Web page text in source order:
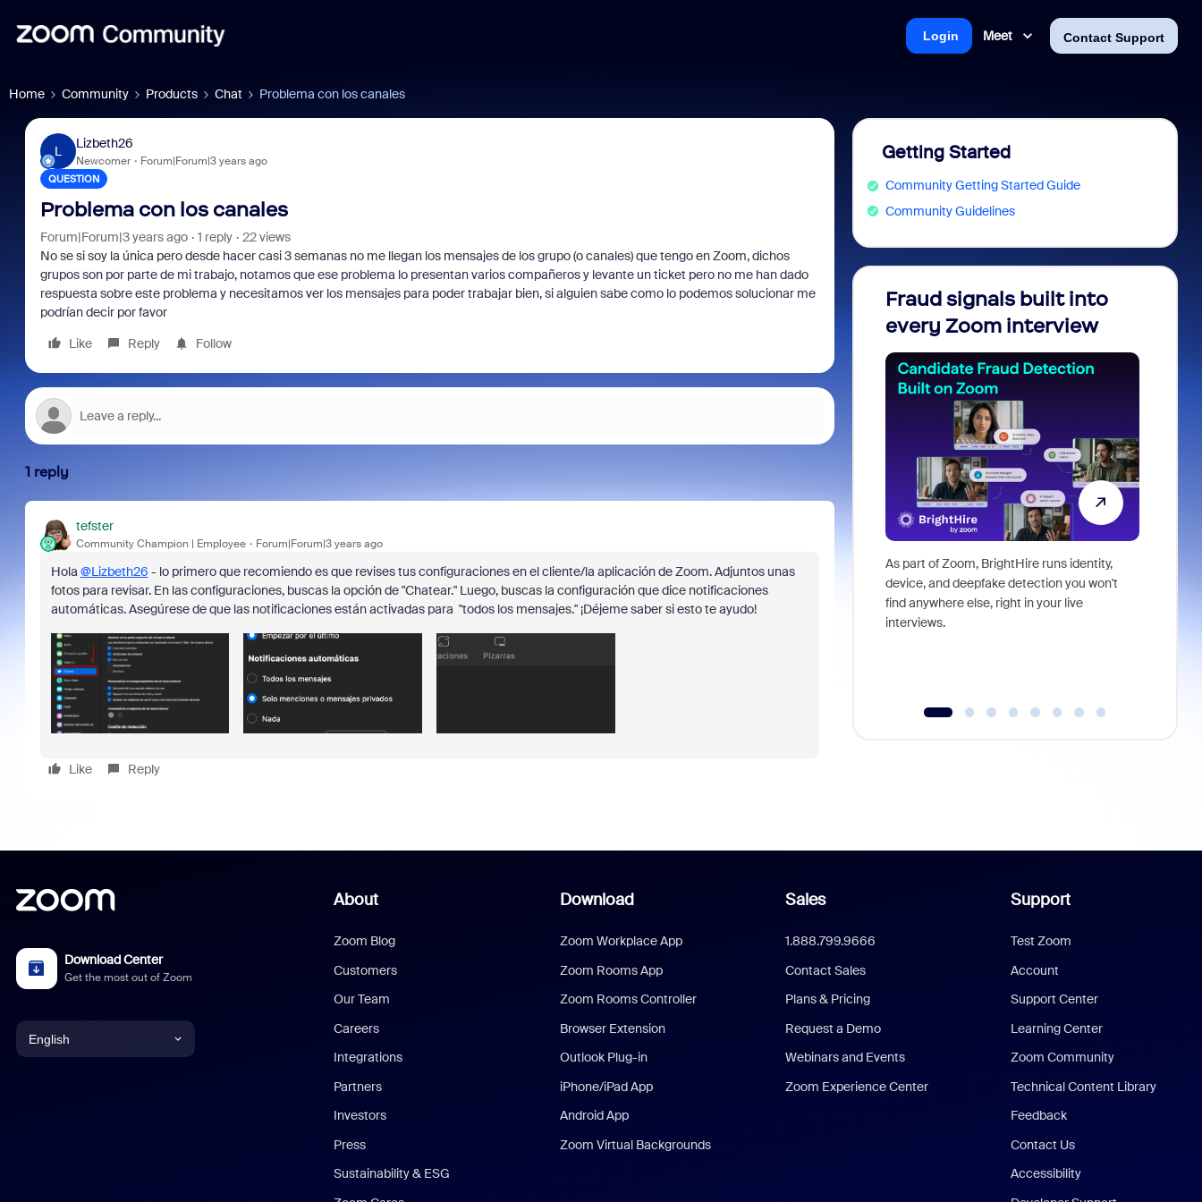
Meet Contact Support
Login
Home Community Products Chat Problema con los canales
L
Lizbeth26
Newcomer Forum|Forum|3 years ago
QUESTION
Problema con los canales
Forum|Forum|3 years ago 1 reply
22 views
No se si soy la única pero desde hacer casi 3 semanas no me llegan los mensajes de los grupo (o canales) que tengo en Zoom, dichos
grupos son por parte de mi trabajo, notamos que ese problema lo presentan varios compañeros y levante un ticket pero no me han dado
respuesta sobre este problema y necesitamos ver los mensajes para poder trabajar bien, si alguien sabe como lo podemos solucionar me
podrían decir por favor
Like
Reply Follow
1 reply
tefster
Community Champion | Employee Forum|Forum|3 years ago
Hola @Lizbeth26 - lo primero que recomiendo es que revises tus configuraciones en el cliente/la aplicación de Zoom. Adjuntos unas
fotos para revisar. En las configuraciones, buscas la opción de "Chatear." Luego, buscas la configuración que dice notificaciones
automáticas. Asegúrese de que las notificaciones están activadas para "todos los mensajes." ¡Déjeme saber si esto te ayudo!
Like Reply
Getting Started
Community Getting Started Guide
Community Guidelines
Fraud signals built into
every Zoom interview
As part of Zoom, BrightHire runs identity,
device, and deepfake detection you won't
find anywhere else, right in your live
interviews.
Download Center
Get the most out of Zoom
English
About
Zoom Blog
Customers
Our Team
Careers
Integrations
Partners
Investors
Press
Sustainability & ESG
Download
Zoom Workplace App
Zoom Rooms App
Zoom Rooms Controller
Browser Extension
Outlook Plug-in
iPhone/iPad App
Android App
Zoom Virtual Backgrounds
Sales
1.888.799.9666
Contact Sales
Plans & Pricing
Request a Demo
Webinars and Events
Zoom Experience Center
Support
Test Zoom
Account
Support Center
Learning Center
Zoom Community
Technical Content Library
Feedback
Contact Us
Accessibility